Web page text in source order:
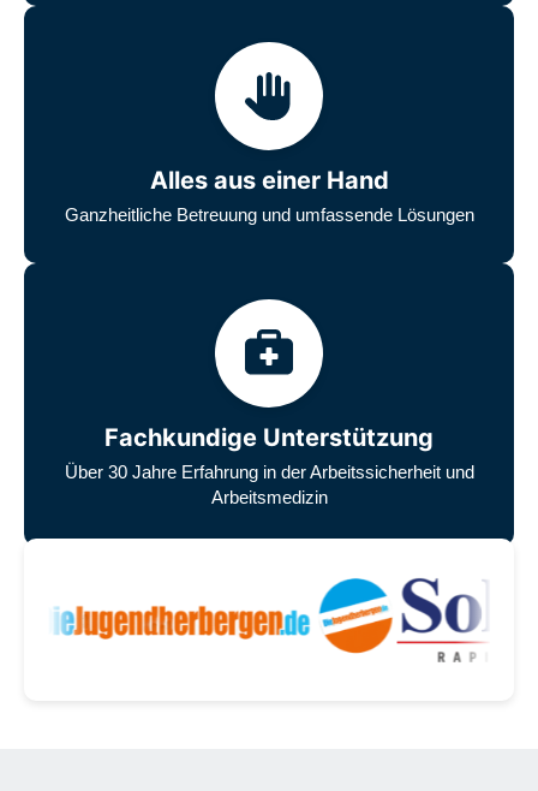
Alles aus einer Hand
Ganzheitliche Betreuung und umfassende Lösungen
Fachkundige Unterstützung
Über 30 Jahre Erfahrung in der Arbeitssicherheit und
Arbeitsmedizin